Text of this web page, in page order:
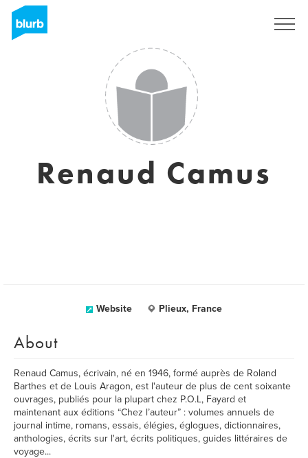
Renaud Camus
Website Plieux, France
About
Renaud Camus, écrivain, né en 1946, formé auprès de Roland
Barthes et de Louis Aragon, est l'auteur de plus de cent soixante
ouvrages, publiés pour la plupart chez P.O.L, Fayard et
maintenant aux éditions “Chez l’auteur” : volumes annuels de
journal intime, romans, essais, élégies, églogues, dictionnaires,
anthologies, écrits sur l'art, écrits politiques, guides littéraires de
voyage...